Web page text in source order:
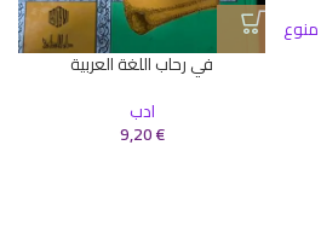
منوع
في رحاب اللغة العربية
ادب
9,20€